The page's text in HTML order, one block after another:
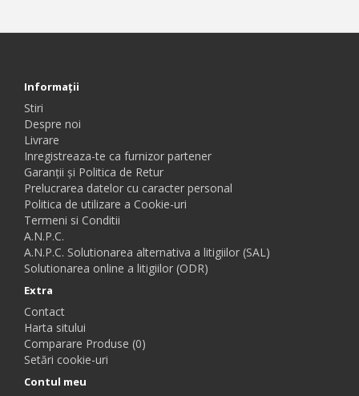
Informaţii
Stiri
Despre noi
Livrare
Inregistreaza-te ca furnizor partener
Garanții și Politica de Retur
Prelucrarea datelor cu caracter personal
Politica de utilizare a Cookie-uri
Termeni si Conditii
A.N.P.C.
A.N.P.C. Solutionarea alternativa a litigiilor (SAL)
Solutionarea online a litigiilor (ODR)
Extra
Contact
Harta sitului
Comparare Produse (0)
Setări cookie-uri
Contul meu